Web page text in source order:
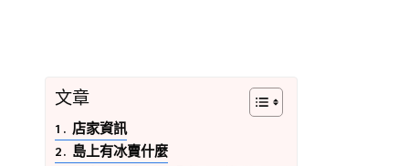
文章
店家資訊
島上有冰賣什麼